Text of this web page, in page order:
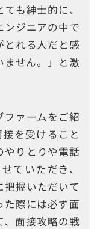
も紳士的に、
ンジニアの中で
とれる人だと感
ません。」と激
ファームをご紹
を受けること
やりとりや電話
ていただき、
把握いただいて
た際には必ず面
、面接攻略の戦